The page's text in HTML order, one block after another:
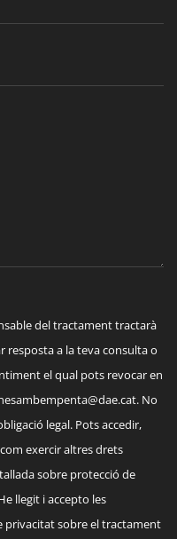
del tractament tractarà
resposta a la teva consulta o
el qual pots revocar en
. No
legal. Pots accedir,
exercir altres drets
sobre protecció de
llegit i accepto les
privacitat sobre el tractament